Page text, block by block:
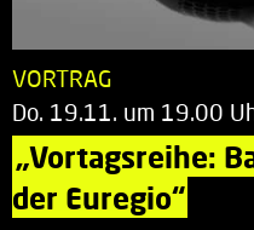
VORTRAG
Do. 19.11. um 19.00
„Vortagsreihe:
der Euregio“